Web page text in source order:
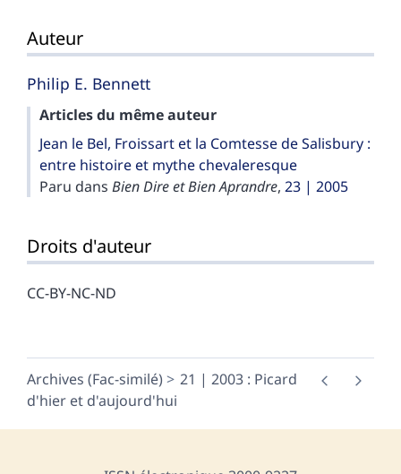
Auteur
Philip E. Bennett
Articles du même auteur
Jean le Bel, Froissart et la Comtesse de Salisbury :
entre histoire et mythe chevaleresque
Paru dans Bien Dire et Bien Aprandre, 23 | 2005
Droits d'auteur
CC-BY-NC-ND
Archives (Fac-similé)
21 | 2003 : Picard
d'hier et d'aujourd'hui